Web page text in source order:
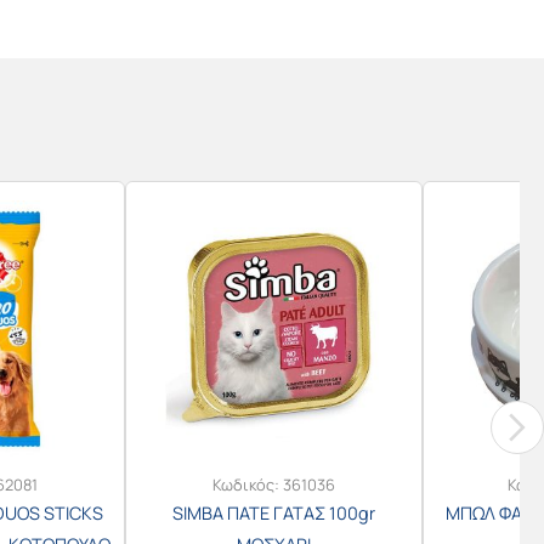
STICKS
Κωδικός:361036
SIMBA ΠΑΤΕ ΓΑΤΑΣ 100gr
ΜΠΩΛ